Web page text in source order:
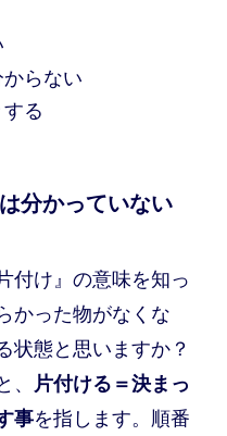
らない
る
分かっていない
付け』の意味を知っ
かった物がなくな
状態と思いますか？
、
片付ける＝決まっ
事を指します。順番